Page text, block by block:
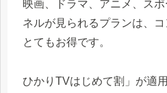
映画、ドラマ、アニメ、ス
ネルが見られるプランは、
とてもお得です。
ひかりTVはじめて割」が適